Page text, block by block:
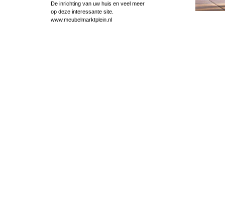
De inrichting van uw huis en veel meer
op deze interessante site.
www.meubelmarktplein.nl